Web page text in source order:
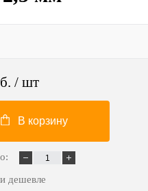
/ шт
В корзину
дешевле